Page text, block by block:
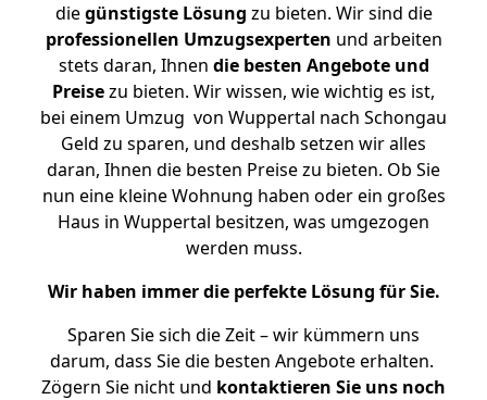
diegünstigste Lösung zu bieten. Wir sind die
professionellen Umzugsexperten und arbeiten
stets daran, Ihnen die besten Angebote und
Preisezu bieten. Wir wissen, wie wichtig es ist,
bei einem Umzug von Wuppertal nach Schongau
Geld zu sparen, und deshalb setzen wir alles
daran, Ihnen die besten Preise zu bieten. Ob Sie
nun eine kleine Wohnung haben oder ein großes
Haus in Wuppertal besitzen, was umgezogen
werden muss.
Wir haben immer die perfekte Lösung für Sie.
Sparen Sie sich die Zeit – wir kümmern uns
darum, dass Sie die besten Angebote erhalten.
Zögern Sie nicht und kontaktieren Sie uns noch